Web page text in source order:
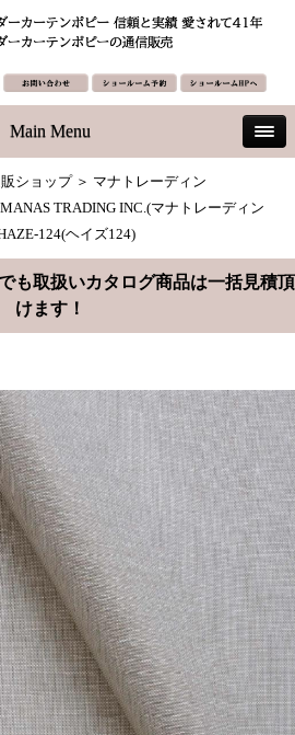
Main Menu
ショップ＞ マナトレーディン
TRADING INC.(マナトレーディン
124(ヘイズ124)
も取扱いカタログ商品は一括見積頂
けます！